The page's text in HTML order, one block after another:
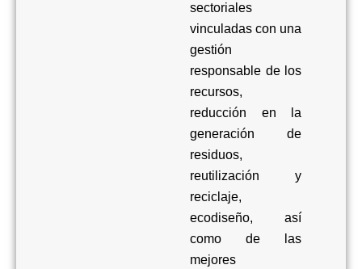
sectoriales
vinculadas con una
gestión
responsable de los
recursos,
reducción en la
generación de
residuos,
reutilización y
reciclaje,
ecodiseño, así
como de las
mejores